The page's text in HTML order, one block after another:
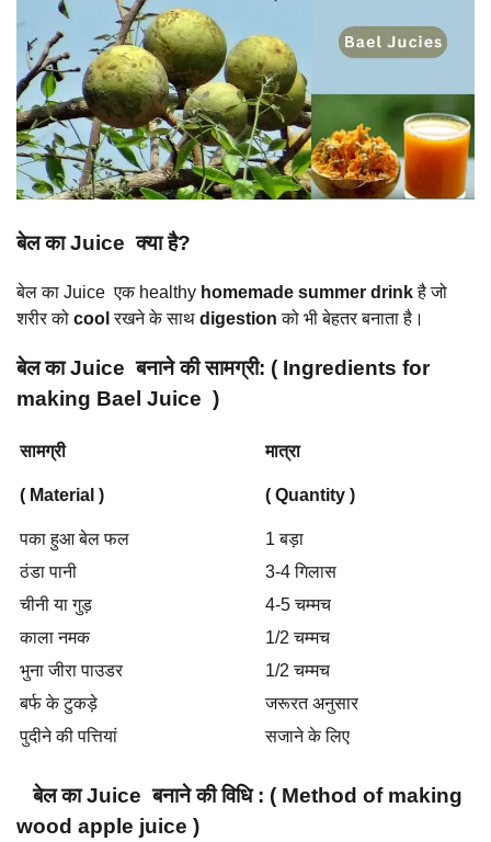
बेल का Juice क्या है?
बेल का Juice एक healthy homemade summer drinkहै जो
शरीर को cool रखने के साथ digestion को भी बेहतर बनाता है।
बेल का Juice बनाने की सामग्री: ( Ingredients for
making Bael Juice )
सामग्री
( Material )
मात्रा
( Quantity )
पका हुआ बेल फल
1 बड़ा
ठंडा पानी
3-4 गिलास
चीनी या गुड़
4-5 चम्मच
काला नमक
1/2 चम्मच
भुना जीरा पाउडर
1/2 चम्मच
बर्फ के टुकड़े
जरूरत अनुसार
पुदीने की पत्तियां
सजाने के लिए
बेल का Juice बनाने की विधि : ( Method of making
wood apple juice )